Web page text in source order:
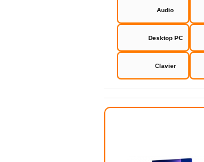
Audio
Desktop PC
Clavier